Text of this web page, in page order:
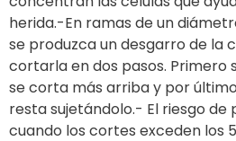
herida.-En ramas de un
se produzca un desgarro de la
cortarla en dos pasos. Primero
se corta más arriba y por
resta sujetándolo.- El riesgo
cuando los cortes exceden los